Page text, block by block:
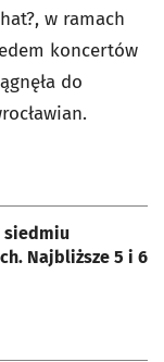
w ramach
koncertów
do
siedmiu
Najbliższe 5 i 6